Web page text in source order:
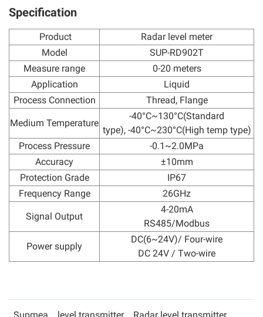
Specification
Product
Radar level meter
Model
SUP-RD902T
Measure range
0-20 meters
Application
Liquid
Process Connection
Thread, Flange
Medium Temperature
-40°C~130°C(Standard
type), -40°C~230°C(High temp type)
Process Pressure
-0.1~2.0MPa
Accuracy
±10mm
Protection Grade
IP67
Frequency Range
26GHz
Signal Output
4-20mA
RS485/Modbus
Power supply
DC(6~24V)/ Four-wire
DC 24V / Two-wire